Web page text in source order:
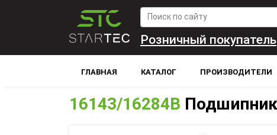
Розничный покупатель
ГЛАВНАЯ КАТАЛОГ ПРОИЗВОДИТЕЛИ
16143/16284B